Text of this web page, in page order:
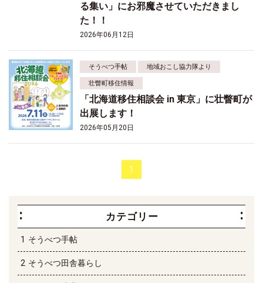
る集い」にお邪魔させていただきまし
た！！
2026年06月12日
そうべつ手帖 地域おこし協力隊より
壮瞥町移住情報
「北海道移住相談会 in 東京」に壮瞥町が
出展します！
2026年05月20日
1
カテゴリー
そうべつ手帖
そうべつ田舎暮らし